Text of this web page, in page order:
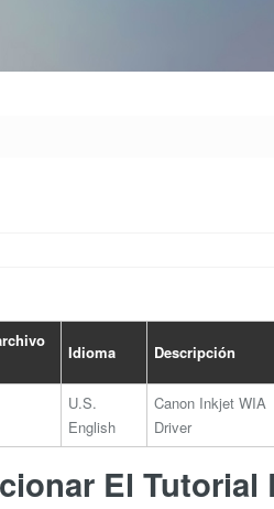
Idioma Descripción
U.S.
English
Canon Inkjet WIA
Driver
El Tutorial